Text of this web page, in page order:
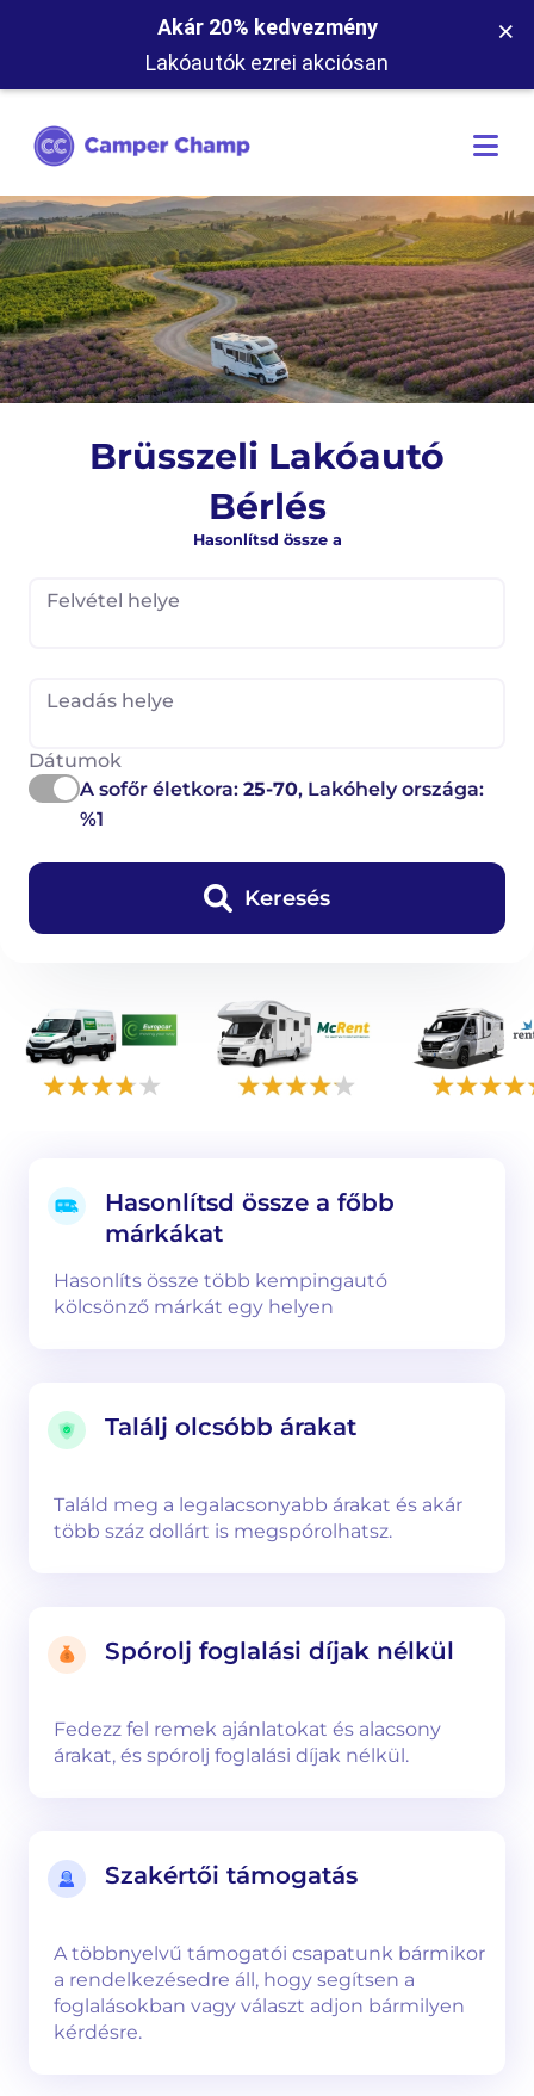
Akár 20% kedvezmény
Lakóautók ezrei akciósan
×
Brüsszeli Lakóautó
Bérlés
Hasonlítsd össze a
Felvétel helye
Leadás helye
Dátumok
A sofőr életkora:25-70, Lakóhely országa:
%1
Keresés
Hasonlítsd össze a főbb
márkákat
Hasonlíts össze több kempingautó
kölcsönző márkát egy helyen
Találj olcsóbb árakat
Találd meg a legalacsonyabb árakat és akár
több száz dollárt is megspórolhatsz.
Spórolj foglalási díjak nélkül
Fedezz fel remek ajánlatokat és alacsony
árakat, és spórolj foglalási díjak nélkül.
Szakértői támogatás
A többnyelvű támogatói csapatunk bármikor
a rendelkezésedre áll, hogy segítsen a
foglalásokban vagy választ adjon bármilyen
kérdésre.